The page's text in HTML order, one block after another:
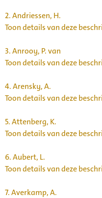
2.Andriessen, H.
Toon details van deze
3.Anrooy, P. van
Toon details van deze
4.Arensky, A.
Toon details van deze
5.Attenberg, K.
Toon details van deze
6.Aubert, L.
Toon details van deze
7.Averkamp, A.